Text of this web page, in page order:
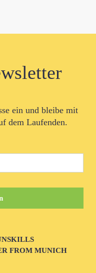
ein und bleibe mit
dem Laufenden.
FROM MUNICH